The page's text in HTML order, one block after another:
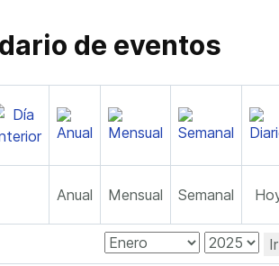
de eventos
Anual Mensual Semanal